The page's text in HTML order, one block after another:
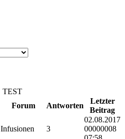
TEST
Forum Antworten
Letzter
Beitrag
Infusionen 3
02.08.2017
00000008